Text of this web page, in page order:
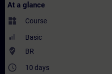
At a glance
widgets Course
Basic
where_to_vote BR
access_time 10 days